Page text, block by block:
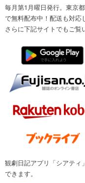
毎月第1月曜日発行。東京
で無料配布中！配送も対応
さらに下記サイトでもご覧
観劇日記アプリ「シアティ
できます。